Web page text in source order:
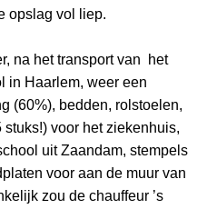
opslag vol liep.
na het transport van het
in Haarlem, weer een
(60%), bedden, rolstoelen,
voor het ziekenhuis,
uit Zaandam, stempels
voor aan de muur van
zou de chauffeur ’s